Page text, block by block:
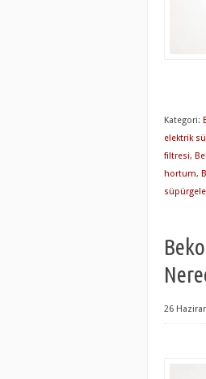
Kategori:
elektrik
filtresi,
hortum,
26